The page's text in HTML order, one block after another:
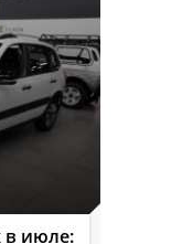
в июле: